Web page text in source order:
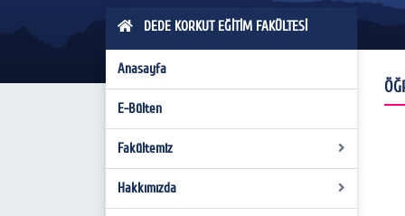
DEDE KORKUT EĞİTİM FAKÜLTESİ
Anasayfa
E-Bülten
Fakültemiz
Fakülte Kurulu
Hakkımızda